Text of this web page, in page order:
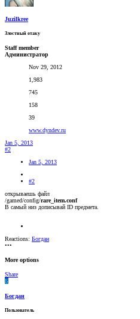
Juzilkree
Злостный отаку
Staff member
Администратор
Nov 29, 2012
1,983
745
158
39
www.dyndev.ru
Jan 5, 2013
#2
Jan 5, 2013
#2
открываешь файл
/gamed/config/rare_item.conf
В самый низ дописывай ID предмета.
Reactions: Богдан
•••
More options
Share
Б
Богдан
Пользователь